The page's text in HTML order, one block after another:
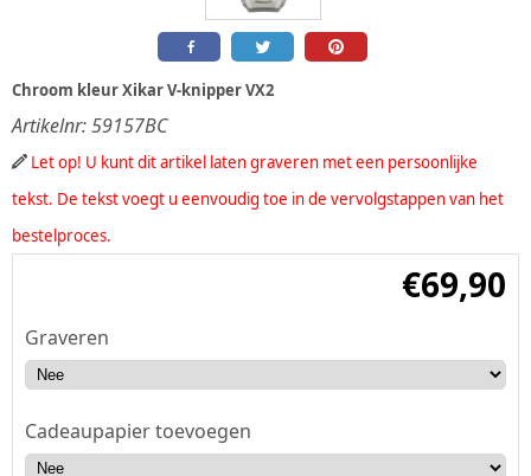
Chroom kleur Xikar V-knipper VX2
Artikelnr:59157BC
Let op! U kunt dit artikel laten graveren met een persoonlijke
tekst. De tekst voegt u eenvoudig toe in de vervolgstappen van het
bestelproces.
€69,90
Graveren
Cadeaupapier toevoegen